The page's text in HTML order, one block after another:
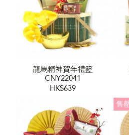
龍馬精神賀年禮籃
CNY22041
HK$639
售